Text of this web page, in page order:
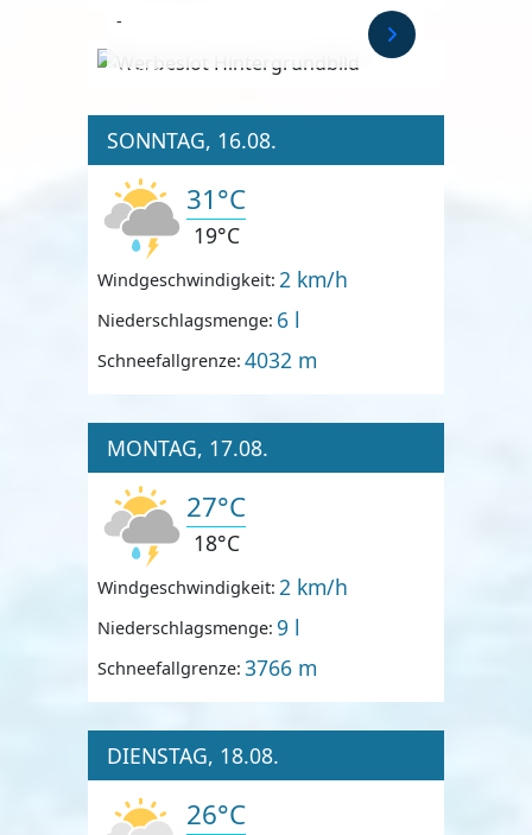
Anzeige
-
SONNTAG, 16.08.
31°C
19°C
Windgeschwindigkeit: 2 km/h
Niederschlagsmenge: 6 l
Schneefallgrenze: 4032 m
MONTAG, 17.08.
27°C
18°C
Windgeschwindigkeit: 2 km/h
Niederschlagsmenge: 9 l
Schneefallgrenze: 3766 m
DIENSTAG, 18.08.
26°C